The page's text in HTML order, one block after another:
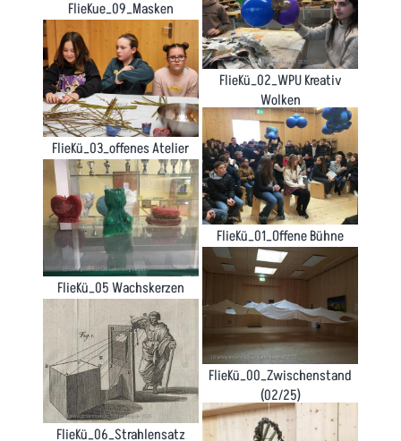
FlieKue_09_Masken
FlieKü_02_WPU Kreativ
Wolken
FlieKü_03_offenes Atelier
FlieKü_01_Offene Bühne
FlieKü_05 Wachskerzen
FlieKü_00_Zwischenstand
(02/25)
FlieKü_06_Strahlensatz